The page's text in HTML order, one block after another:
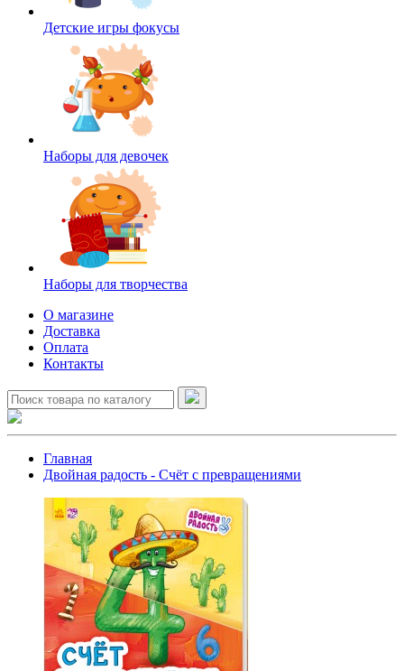
Детские игры фокусы
Наборы для девочек
Наборы для творчества
О магазине
Доставка
Оплата
Контакты
Главная
Двойная радость - Счёт с превращениями